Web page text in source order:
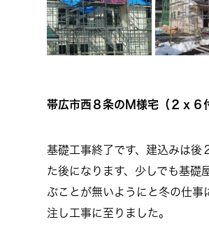
帯広市西８条のM様宅（２ｘ６
基礎工事終了です、建込みは後
た後になります、少しでも基礎
ぶことが無いようにと冬の仕事
注し工事に至りました。